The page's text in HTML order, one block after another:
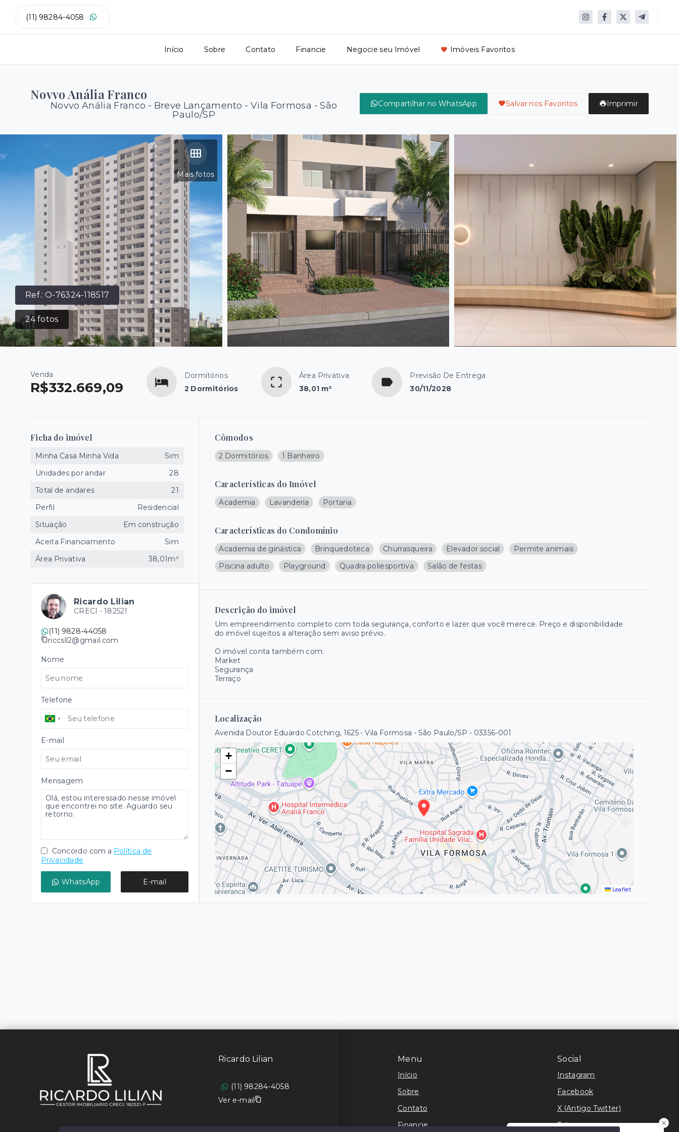
(11) 98284-4058
Início Sobre Contato Financie Negocie seu Imóvel Imóveis Favoritos
Novvo Anália Franco
Novvo Anália Franco - Breve Lançamento -Vila Formosa - São
Paulo/SP
Compartilhar no WhatsApp Salvar nos Favoritos Imprimir
Ref.:O-76324-118517
24fotos
Mais fotos
Venda
R$332.669,09
Dormitórios
2 Dormitórios
Área Privativa
38,01 m²
Previsão De Entrega
30/11/2028
Cômodos
2 Dormitórios 1 Banheiro
Características do Imóvel
Academia Lavanderia Portaria
Características do Condomínio
Academia de ginástica Brinquedoteca Churrasqueira Elevador social
Permite animais
Piscina adulto
Playground Quadra poliesportiva Salão de festas
Descrição do imóvel
Um empreendimento completo com toda segurança, conforto e lazer que você merece. Preço e disponibilidade
do imóvel sujeitos a alteração sem aviso prévio.
O imóvel conta também com:
Market
Segurança
Terraço
Localização
Avenida Doutor Eduardo Cotching, 1625 - Vila Formosa - São Paulo/SP - 03356-001
+
−
Leaflet
Ficha do imóvel
Minha Casa Minha Vida
Sim
Unidades por andar
28
Total de andares
21
Perfil
Residencial
Situação
Em construção
Aceita Financiamento
Sim
Área Privativa
38,01m²
Ricardo Lilian
CRECI - 182521
(11) 9828-44058
riccsll2@gmail.com
Nome
Telefone
E-mail
Mensagem
Concordo com a Política de
Privacidade
WhatsApp E-mail
Menu
Início
Sobre
Contato
Financie
Social
Instagram
Facebook
X (Antigo Twitter)
Telegram
Ricardo Lilian
(11) 98284-4058
Ver e-mail